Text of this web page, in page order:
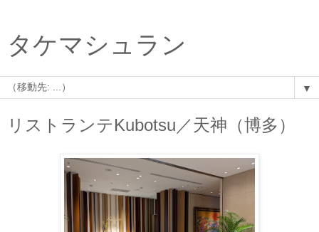
タケマシュラン
▼
リストランテKubotsu／天神（博多）